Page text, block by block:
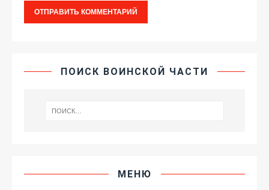
ПОИСК ВОИНСКОЙ ЧАСТИ
МЕНЮ